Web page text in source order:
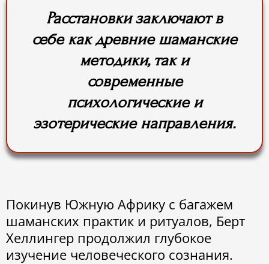
Расстановки заключают в
себе как древние шаманские
методики, так и
современные
психологические и
эзотерические направления.
Покинув Южную Африку с багажем
шаманских практик и ритуалов, Берт
Хеллингер продолжил глубокое
изучение человеческого сознания.